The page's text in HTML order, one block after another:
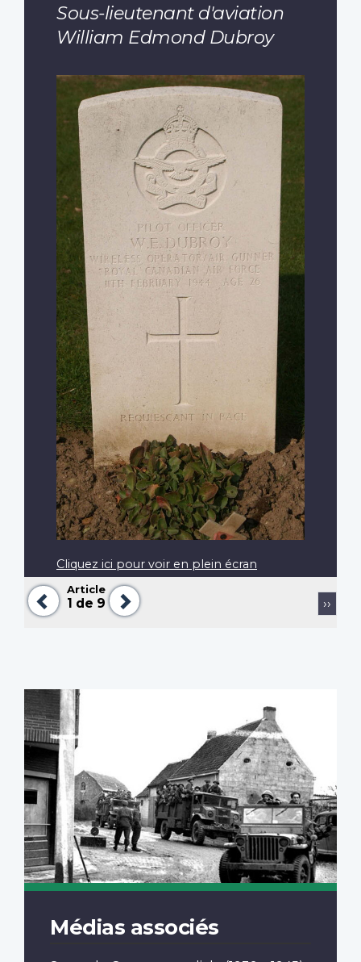
Précédent
Article
1 de 9
Suivant
Sous-lieutenant d'aviation
William Edmond Dubroy
Cliquez ici pour voir en plein écran
Pagination
Page
››
Médias associés